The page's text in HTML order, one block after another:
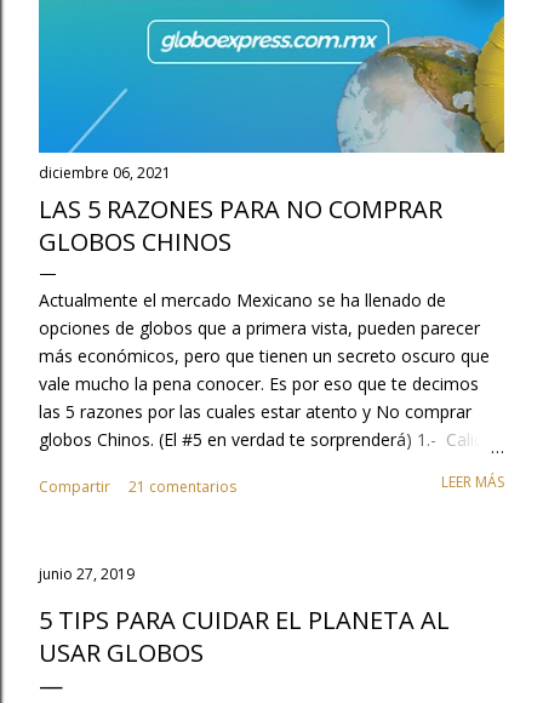
diciembre 06, 2021
LAS 5 RAZONES PARA NO COMPRAR
GLOBOS CHINOS
Actualmente el mercado Mexicano se ha llenado de
opciones de globos que a primera vista, pueden parecer
más económicos, pero que tienen un secreto oscuro que
vale mucho la pena conocer. Es por eso que te decimos
las 5 razones por las cuales estar atento y No comprar
globos Chinos. (El #5 en verdad te sorprenderá) 1.- Calidad
es excelente no dejes que se opaque con la mala calidad
calidad de globo, además, tienes que considerar que no
duran inflados o no vuelan y que tu cliente obviamente te
culpará y no regresara a tu tienda.. 2.- No generan valor al
mercado, los chinos lo único que hacen es copiar el
ingenio HECHO EN MEXICO, ¿Sabías que Guadalajara
Compartir 21 comentarios LEER MÁS
junio 27, 2019
5 TIPS PARA CUIDAR EL PLANETA AL
USAR GLOBOS